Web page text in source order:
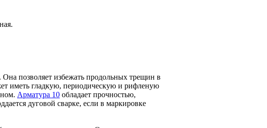
позволяет избежать продольных трещин в
иметь гладкую, периодическую и рифленую
Арматура 10 обладает прочностью,
дуговой сварке, если в маркировке